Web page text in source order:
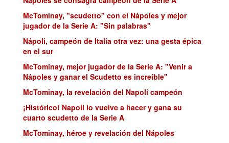
McTominay, "scudetto" con el Nápoles y mejor
jugador de la Serie A: "Sin palabras"
Nápoli, campeón de Italia otra vez: una gesta épica
en el sur
McTominay, mejor jugador de la Serie A: "Venir a
Nápoles y ganar el Scudetto es increíble"
McTominay, la revelación del Napoli campeón
¡Histórico! Napoli lo vuelve a hacer y gana su
cuarto scudetto de la Serie A
McTominay, héroe y revelación del Nápoles